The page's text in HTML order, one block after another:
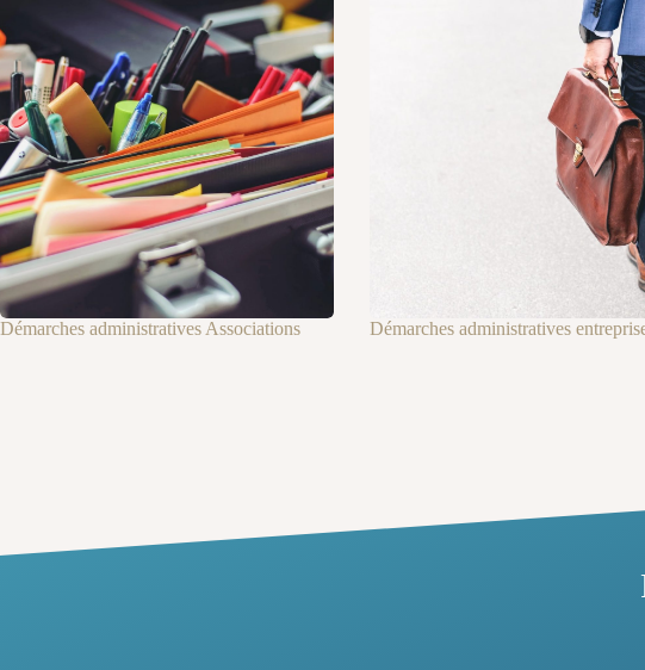
Démarches administratives Associations Démarches administratives